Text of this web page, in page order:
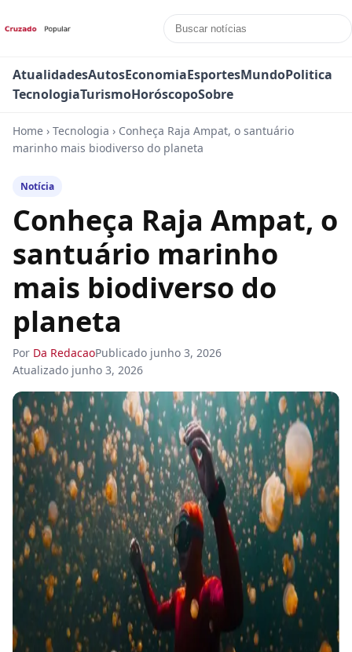
AtualidadesAutosEconomiaEsportesMundoPolitica
TecnologiaTurismoHoróscopoSobre
Home › Tecnologia › Conheça Raja Ampat, o santuário
marinho mais biodiverso do planeta
Notícia
Conheça Raja Ampat, o
santuário marinho
mais biodiverso do
planeta
Por Da RedacaoPublicado junho 3, 2026
Atualizado junho 3, 2026